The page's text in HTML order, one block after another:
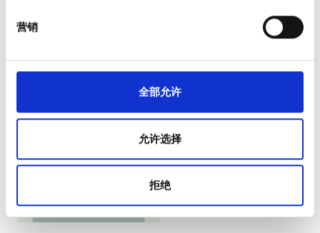
营销
全部允许
允许选择
拒绝